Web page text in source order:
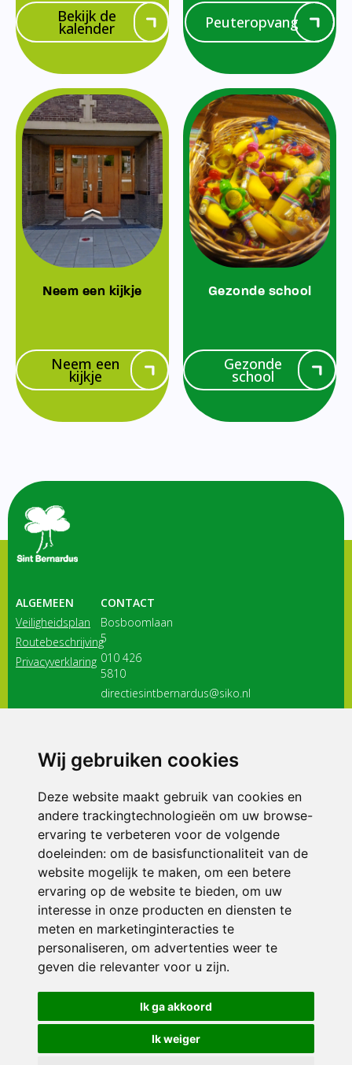
Wij gebruiken cookies
Deze website maakt gebruik van cookies en
andere trackingtechnologieën om uw browse-
ervaring te verbeteren voor de volgende
doeleinden: om de basisfunctionaliteit van de
website mogelijk te maken, om een betere
ervaring op de website te bieden, om uw
interesse in onze producten en diensten te
meten en marketinginteracties te
personaliseren, om advertenties weer te
geven die relevanter voor u zijn.
Ik ga akkoord
Ik weiger
Bekijk de
kalender Peuteropvang
Neem een kijkje
Neem een
kijkje
Gezonde school
Gezonde
school
ALGEMEEN
Veiligheidsplan
Routebeschrijving
Privacyverklaring
CONTACT
Bosboomlaan
5
010 426
5810
directiesintbernardus@siko.nl
3116 JB
ONDERDEEL VAN
© 2026 Sint Bernardus | Alle rechten voorbehouden
Privacy policy|Disclaimer| Klachtenregeling|RSIN en Anbi
voorkeuren
Crealisatie The MindOffice